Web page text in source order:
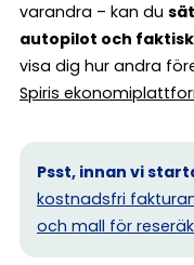
varandra – kan du
autopilot och
visa dig hur andra
Spiris
Psst, innan vi
kostnadsfri
och mall för